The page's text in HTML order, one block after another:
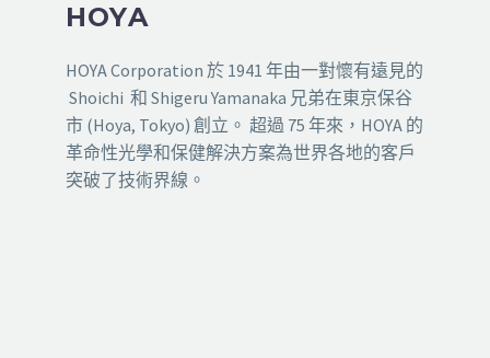
HOYA
HOYA Corporation 於 1941 年由一對懷有遠見的
Shoichi 和 Shigeru Yamanaka 兄弟在東京保谷
市 (Hoya, Tokyo) 創立。 超過 75 年來，HOYA 的
革命性光學和保健解決方案為世界各地的客戶
突破了技術界線。